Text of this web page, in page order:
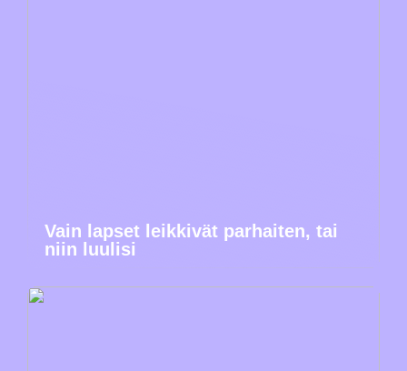
Vain lapset leikkivät parhaiten, tai
niin luulisi